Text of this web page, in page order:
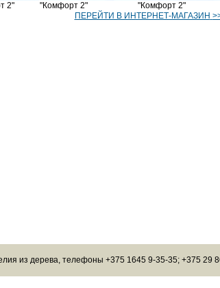
2" "Комфорт 2" "Комфорт 2"
ПЕРЕЙТИ В ИНТЕРНЕТ-МАГАЗИН
из дерева, телефоны +375 1645 9-35-35; +375 29